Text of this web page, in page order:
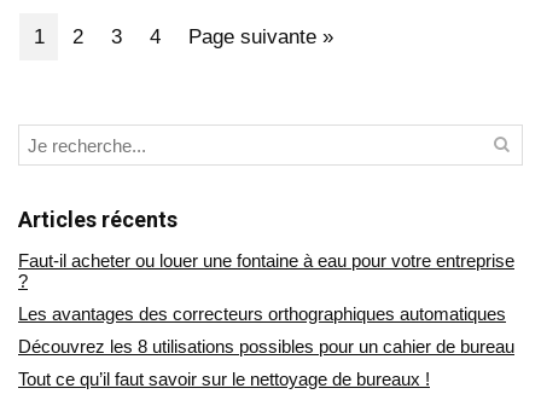
1 2 3 4 Page suivante »
Articles récents
Faut-il acheter ou louer une fontaine à eau pour votre entreprise
?
Les avantages des correcteurs orthographiques automatiques
Découvrez les 8 utilisations possibles pour un cahier de bureau
Tout ce qu’il faut savoir sur le nettoyage de bureaux !